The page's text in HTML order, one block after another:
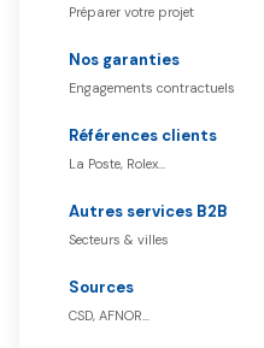
Préparer votre projet
Nos garanties
Engagements contractuels
Références clients
La Poste, Rolex…
Autres services B2B
Secteurs & villes
Sources
CSD, AFNOR…